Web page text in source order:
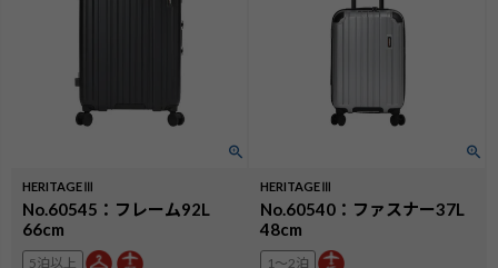
HERITAGEⅢ
No.60545：フレーム92L
66cm
5泊以上
HERITAGEⅢ
No.60540：ファスナー37L
48cm
1〜2泊